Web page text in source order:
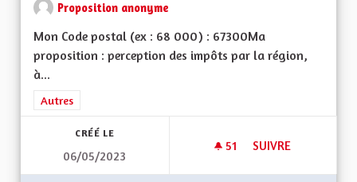
Proposition anonyme
Mon Code postal (ex : 68 000) : 67300Ma
proposition : perception des impôts par la région,
à...
Filtrer les résultats de la catégorie : Autres
Autres
CRÉÉ LE
06/05/2023
51 51 ABONNÉS
SUIVRE